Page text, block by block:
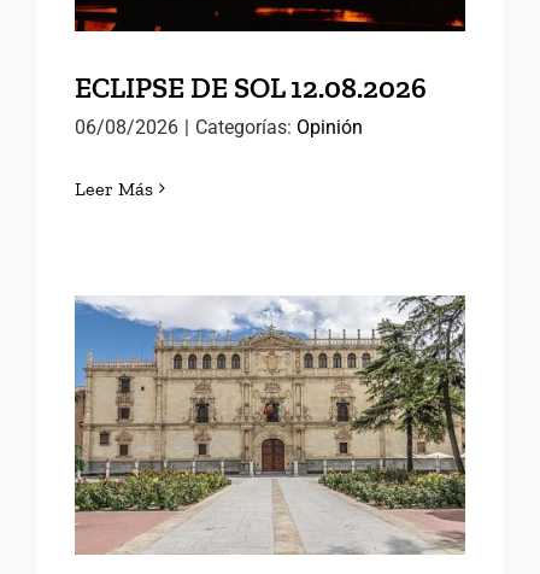
ECLIPSE DE SOL 12.08.2026
06/08/2026 | Categorías: Opinión
Leer Más
MEMORIAS DE ALCALÁ
(III)